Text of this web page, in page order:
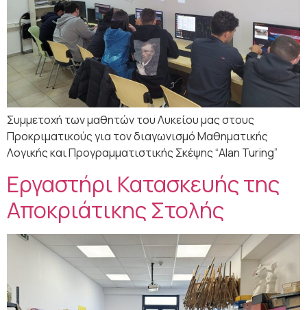
Συμμετοχή των μαθητών του Λυκείου μας στους
Προκριματικούς για τον διαγωνισμό Μαθηματικής
Λογικής και Προγραμματιστικής Σκέψης “Alan Turing”
Εργαστήρι Κατασκευής της
Αποκριάτικης Στολής